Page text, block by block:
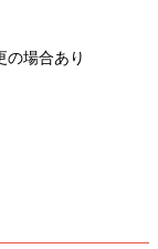
の場合あり